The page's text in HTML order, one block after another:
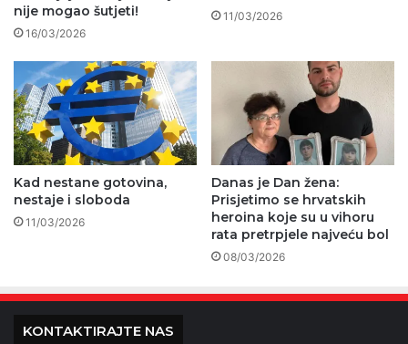
nije mogao šutjeti!
16/03/2026
11/03/2026
Kad nestane gotovina,
nestaje i sloboda
11/03/2026
Danas je Dan žena:
Prisjetimo se hrvatskih
heroina koje su u vihoru
rata pretrpjele najveću bol
08/03/2026
KONTAKTIRAJTE NAS